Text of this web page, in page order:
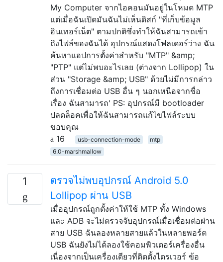
My Computer จากไอคอนมันอยู่ในโหมด MTP
แต่เมื่อฉันเปิดมันฉันไม่เห็นดิสก์ "ที่เก็บข้อมูล
อินเทอร์เน็ต" ตามปกติซึ่งทำให้ฉันสามารถเข้า
ถึงไฟล์ของฉันได้ อุปกรณ์แสดงโฟลเดอร์ว่าง ฉัน
ค้นหาแอปการตั้งค่าสำหรับ "MTP" &amp;
"PTP" แต่ไม่พบอะไรเลย (ต่างจาก Lollipop) ใน
ส่วน "Storage &amp; USB" ด้วยไม่มีการกล่าว
ถึงการเชื่อมต่อ USB อื่น ๆ นอกเหนือจากชื่อ
เรื่อง ฉันสามารถ' PS: อุปกรณ์มี bootloader
ปลดล็อคเพื่อให้ฉันสามารถแก้ไขไฟล์ระบบ
ขอบคุณ
16
usb-connection-mode
mtp
6.0-marshmallow
1
ตรวจไม่พบอุปกรณ์ Android 5.0
Lollipop ผ่าน USB
เมื่ออุปกรณ์ถูกตั้งค่าให้ใช้ MTP ทั้ง Windows
และ ADB จะไม่ตรวจจับอุปกรณ์เมื่อเชื่อมต่อผ่าน
สาย USB ฉันลองหลายสายแล้วในหลายพอร์ต
USB ฉันยังไม่ได้ลองใช้คอมพิวเตอร์เครื่องอื่น
เนื่องจากเป็นเครื่องเดียวที่ติดตั้งไดรเวอร์ ข้อ